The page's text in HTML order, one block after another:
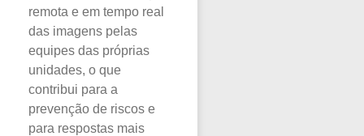
remota e em tempo real
das imagens pelas
equipes das próprias
unidades, o que
contribui para a
prevenção de riscos e
para respostas mais